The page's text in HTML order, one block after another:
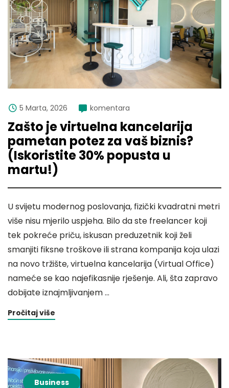
5 Marta, 2026 komentara
Zašto je virtuelna kancelarija
pametan potez za vaš biznis?
(Iskoristite 30% popusta u
martu!)
U svijetu modernog poslovanja, fizički kvadratni metri
više nisu mjerilo uspjeha. Bilo da ste freelancer koji
tek pokreće priču, iskusan preduzetnik koji želi
smanjiti fiksne troškove ili strana kompanija koja ulazi
na novo tržište, virtuelna kancelarija (Virtual Office)
nameće se kao najefikasnije rješenje. Ali, šta zapravo
dobijate iznajmljivanjem …
Pročitaj više
Business